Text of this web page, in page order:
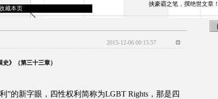
藏本页
挟豪霸之笔，撰绝世文章
2015-12-06 00:15:57
第三十三章）
”的新字眼，四性权利简称为LGBT Rights，那是四